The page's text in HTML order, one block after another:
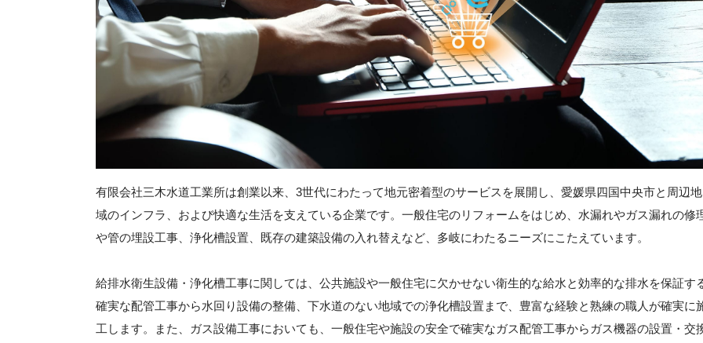
有限会社三木水道工業所は創業以来、3世代にわたって地元密着型のサービスを展開し、愛媛県四国中央市と周辺地
域のインフラ、および快適な生活を支えている企業です。一般住宅のリフォームをはじめ、水漏れやガス漏れの修
や管の埋設工事、浄化槽設置、既存の建築設備の入れ替えなど、多岐にわたるニーズにこたえています。
給排水衛生設備・浄化槽工事に関しては、公共施設や一般住宅に欠かせない衛生的な給水と効率的な排水を保証す
確実な配管工事から水回り設備の整備、下水道のない地域での浄化槽設置まで、豊富な経験と熟練の職人が確実に
工します。また、ガス設備工事においても、一般住宅や施設の安全で確実なガス配管工事からガス機器の設置・交